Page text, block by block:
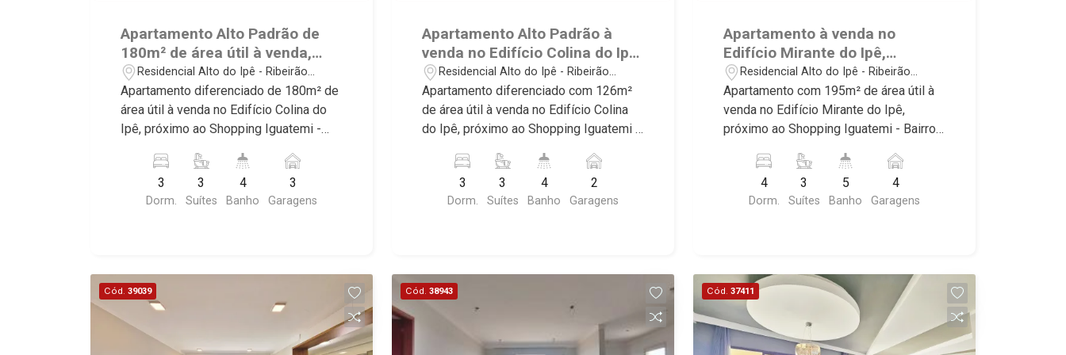
Apartamento Alto Padrão de
180m² de área útil à venda,
próximo ao Shopping Iguatemi
- Ribeirão Preto/SP.
Residencial Alto do Ipê - Ribeirão
Preto/SP
Apartamento diferenciado de 180m² de
área útil à venda no Edifício Colina do
Ipê, próximo ao Shopping Iguatemi -
Preto/SP. Conheça as características
deste imóvel que a Martinelli
Imobiliária selecionou para você: -
cooktop e forno - Área de serviço
planejada - Despensa - Banheiro de
serviço - Sacada gourmet fechada com
blindex - Iluminação - Rico em armários
3
Dorm.
3
Suítes
4
Banho
3
Garagens
Apartamento Alto Padrão à
venda no Edifício Colina do Ipê,
próximo ao Shopping Iguatemi
- Ribeirão Preto/SP.
Residencial Alto do Ipê - Ribeirão
Preto/SP
Apartamento diferenciado com 126m²
de área útil à venda no Edifício Colina
do Ipê, próximo ao Shopping Iguatemi -
Preto/SP. Conheça as características
deste imóvel que a Martinelli
Imobiliária selecionou para você: -
serviço planejadas - Despensa -
Sacada gourmet com churrasqueira -
acabamento, alto padrão Martinelli
3
Dorm.
3
Suítes
4
Banho
2
Garagens
Apartamento à venda no
Edifício Mirante do Ipê,
próximo ao Shopping Iguatemi
- Ribeirão Preto/SP.
Residencial Alto do Ipê - Ribeirão
Preto/SP
Apartamento com 195m² de área útil à
venda no Edifício Mirante do Ipê,
próximo ao Shopping Iguatemi - Bairro
Preto/SP. Conheça as características
deste imóvel que a Martinelli
Imobiliária selecionou para você: -
ambientes com ar-condicionado -
Escritório - Lavabo - Cozinha e área de
serviço planejadas - Banheiro de
serviço - Varanda gourmet com
4
Dorm.
3
Suítes
5
Banho
4
Garagens
Cód. 39039 Cód. 38943 Cód. 37411